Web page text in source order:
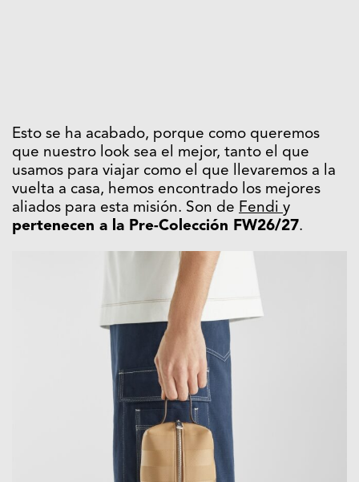
Esto se ha acabado, porque como queremos
que nuestro look sea el mejor, tanto el que
usamos para viajar como el que llevaremos a la
vuelta a casa, hemos encontrado los mejores
aliados para esta misión. Son de Fendi y
pertenecen a la Pre-Colección FW26/27.